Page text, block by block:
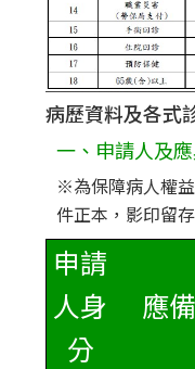
病歷資料及各式
一、申請人及
※為保障病人權
件正本，影印留存
申請
人身
分
應